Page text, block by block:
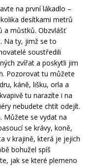
na první lákadlo –
desítkami metrů
a můstků. Obzvlášť
Na ty, jimž se to
soustředili
zvířat a poskytli jim
Pozorovat tu můžete
káně, lišku, orla a
tu narazíte i na
nebudete chtít odejít.
Můžete se vydat na
se krávy, koně,
v krajině, která je jejich
bohužel spíš
jak se které plemeno